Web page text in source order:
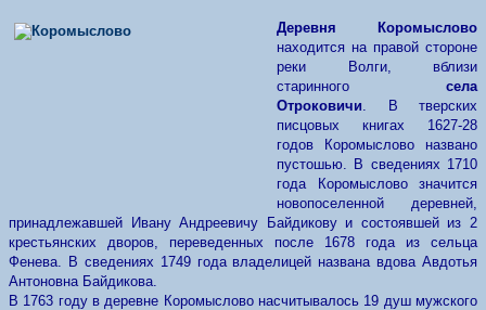
Деревня Коромыслово
находится на правой стороне
реки Волги, вблизи
старинного села
Отроковичи. В тверских
писцовых книгах 1627-28
годов Коромыслово названо
пустошью. В сведениях 1710
года Коромыслово значится
новопоселенной деревней,
принадлежавшей Ивану Андреевичу Байдикову и состоявшей из 2
крестьянских дворов, переведенных после 1678 года из сельца
Фенева. В сведениях 1749 года владелицей названа вдова Авдотья
Антоновна Байдикова.
В 1763 году в деревне Коромыслово насчитывалось 19 душ мужского